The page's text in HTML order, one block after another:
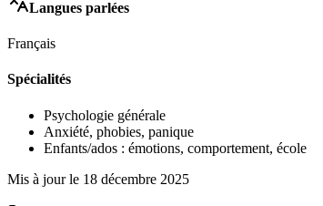
Langues parlées
Français
Spécialités
Psychologie générale
Anxiété, phobies, panique
Enfants/ados : émotions, comportement, école
Mis à jour le 18 décembre 2025